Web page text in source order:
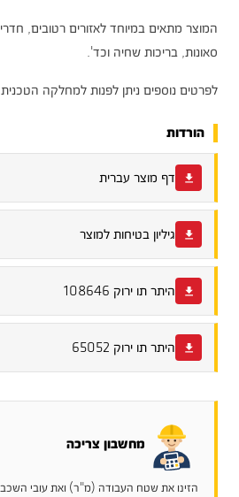
המוצר מתאים במיוחד לאזורים רטובים,
סאונות, בריכות שחיה וכד'.
לפרטים נוספים ניתן לפנות למחלקה
הורדות
דף מוצר עברית
גיליון בטיחות למוצר
היתר תו ירוק 108646
היתר תו ירוק 65052
מחשבון צריכה
הזינו את שטח העבודה (מ"ר) ואת עובי